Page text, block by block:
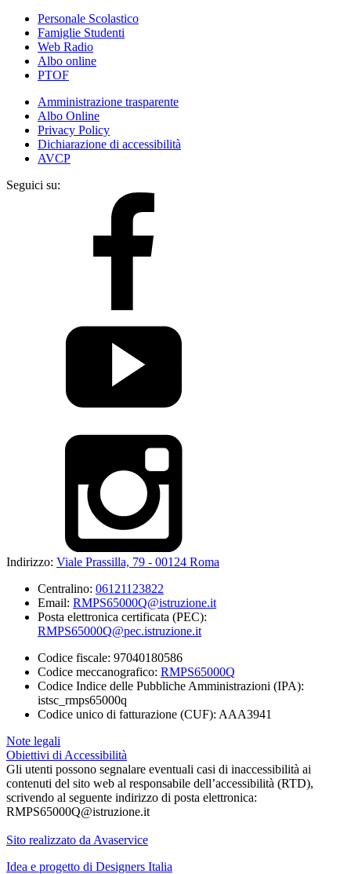
Personale Scolastico
Famiglie Studenti
Web Radio
Albo online
PTOF
Amministrazione trasparente
Albo Online
Privacy Policy
Dichiarazione di accessibilità
AVCP
Seguici su:
Indirizzo: Viale Prassilla, 79 - 00124 Roma
Centralino: 06121123822
Email: RMPS65000Q@istruzione.it
Posta elettronica certificata (PEC):
RMPS65000Q@pec.istruzione.it
Codice fiscale: 97040180586
Codice meccanografico: RMPS65000Q
Codice Indice delle Pubbliche Amministrazioni (IPA):
istsc_rmps65000q
Codice unico di fatturazione (CUF): AAA3941
Note legali
Obiettivi di Accessibilità
Gli utenti possono segnalare eventuali casi di inaccessibilità ai
contenuti del sito web al responsabile dell’accessibilità (RTD),
scrivendo al seguente indirizzo di posta elettronica:
RMPS65000Q@istruzione.it
Sito realizzato da Avaservice
Idea e progetto di Designers Italia